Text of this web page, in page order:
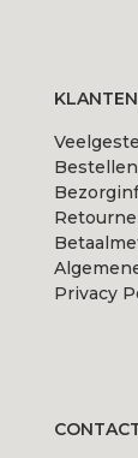
Bestellen
Privacy